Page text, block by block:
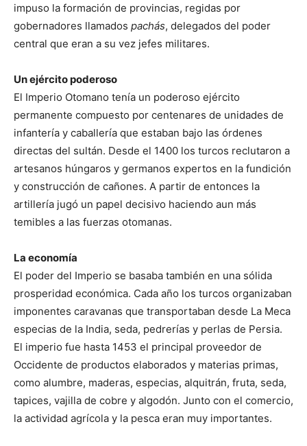
impuso la formación de provincias, regidas por
gobernadores llamados pachás, delegados del poder
central que eran a su vez jefes militares.
Un ejército poderoso
El Imperio Otomano tenía un poderoso ejército
permanente compuesto por centenares de unidades de
infantería y caballería que estaban bajo las órdenes
directas del sultán. Desde el 1400 los turcos reclutaron a
artesanos húngaros y germanos expertos en la fundición
y construcción de cañones. A partir de entonces la
artillería jugó un papel decisivo haciendo aun más
temibles a las fuerzas otomanas.
La economía
El poder del Imperio se basaba también en una sólida
prosperidad económica. Cada año los turcos organizaban
imponentes caravanas que transportaban desde La Meca
especias de la India, seda, pedrerías y perlas de Persia.
El imperio fue hasta 1453 el principal proveedor de
Occidente de productos elaborados y materias primas,
como alumbre, maderas, especias, alquitrán, fruta, seda,
tapices, vajilla de cobre y algodón. Junto con el comercio,
la actividad agrícola y la pesca eran muy importantes.